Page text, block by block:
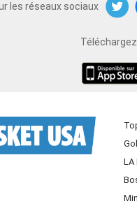
les réseaux sociaux
TwitterFacebook
LA